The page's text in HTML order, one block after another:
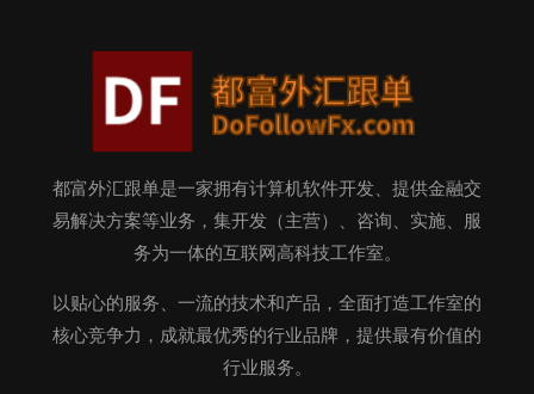
都富外汇跟单是一家拥有计算机软件开发、提供金融交
易解决方案等业务，集开发（主营）、咨询、实施、服
务为一体的互联网高科技工作室。
以贴心的服务、一流的技术和产品，全面打造工作室的
核心竞争力，成就最优秀的行业品牌，提供最有价值的
行业服务。